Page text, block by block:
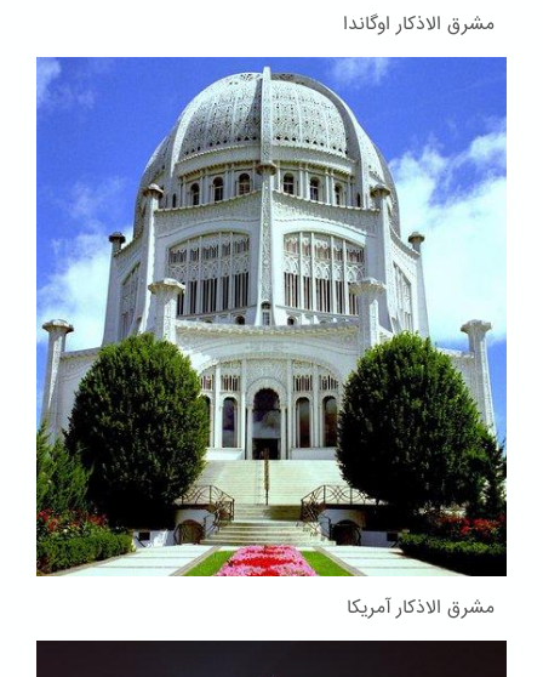
مشرق الاذکار اوگاندا
مشرق الاذکار آمریکا